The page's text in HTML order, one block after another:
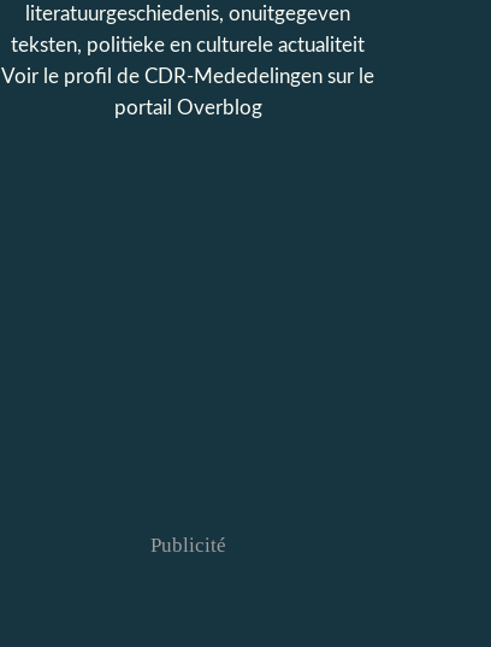
literatuurgeschiedenis, onuitgegeven
teksten, politieke en culturele actualiteit
Voir le profil de CDR-Mededelingen sur le
portail Overblog
Publicité